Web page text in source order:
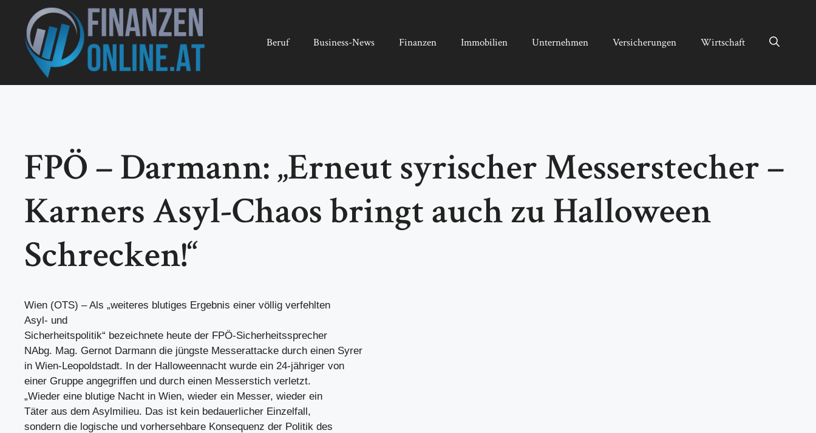
springen
Beruf Business-News Finanzen Immobilien Unternehmen Versicherungen Wirtschaft
FPÖ – Darmann: „Erneut syrischer Messerstecher –
Karners Asyl-Chaos bringt auch zu Halloween
Schrecken!“
Wien (OTS) – Als „weiteres blutiges Ergebnis einer völlig verfehlten
Asyl- und
Sicherheitspolitik“ bezeichnete heute der FPÖ-Sicherheitssprecher
NAbg. Mag. Gernot Darmann die jüngste Messerattacke durch einen Syrer
in Wien-Leopoldstadt. In der Halloweennacht wurde ein 24-jähriger von
einer Gruppe angegriffen und durch einen Messerstich verletzt.
„Wieder eine blutige Nacht in Wien, wieder ein Messer, wieder ein
Täter aus dem Asylmilieu. Das ist kein bedauerlicher Einzelfall,
sondern die logische und vorhersehbare Konsequenz der Politik des